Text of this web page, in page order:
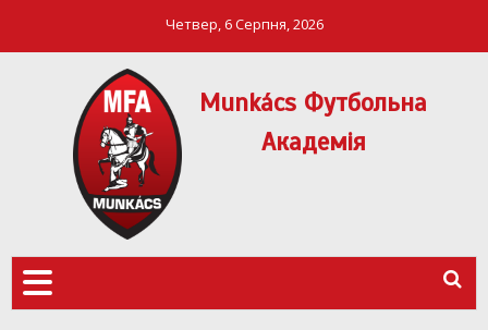
Четвер, 6 Серпня, 2026
Munkács Футбольна
Академія